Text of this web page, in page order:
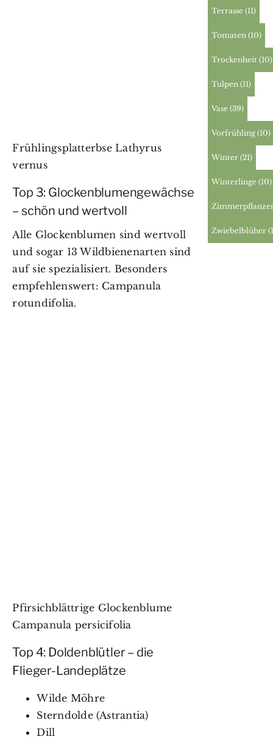
Frühlingsplatterbse Lathyrus
vernus
Top 3: Glockenblumengewächse
– schön und wertvoll
Alle Glockenblumen sind wertvoll
und sogar 13 Wildbienenarten sind
auf sie spezialisiert. Besonders
empfehlenswert: Campanula
rotundifolia.
Pfirsichblättrige Glockenblume
Campanula persicifolia
Top 4: Doldenblütler – die
Flieger-Landeplätze
Wilde Möhre
Sterndolde (Astrantia)
Dill
Terrasse (11)
Tomaten (10)
Trockenheit (10)
Tulpen (11)
Vase (39)
Vorfrühling (10)
Winter (21)
Winterlinge (10)
Zwiebelblüher